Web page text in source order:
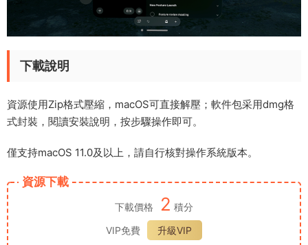
下載說明
資源使用Zip格式壓縮，macOS可直接解壓；軟件包采用dmg格
式封裝，閱讀安裝說明，按步驟操作即可。
僅支持macOS 11.0及以上，請自行核對操作系統版本。
資源下載
下載價格 2 積分
VIP免費
升級VIP